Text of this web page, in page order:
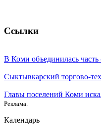
Ссылки
В Коми объединилась
Сыктывкарский торгово-
Главы поселений Коми
Реклама.
Календарь